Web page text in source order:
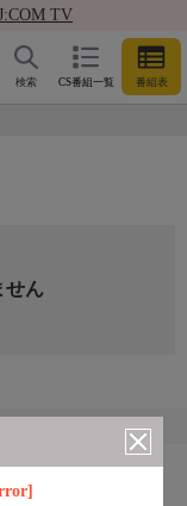
TV
CS番組一覧 番組表
検索
せん